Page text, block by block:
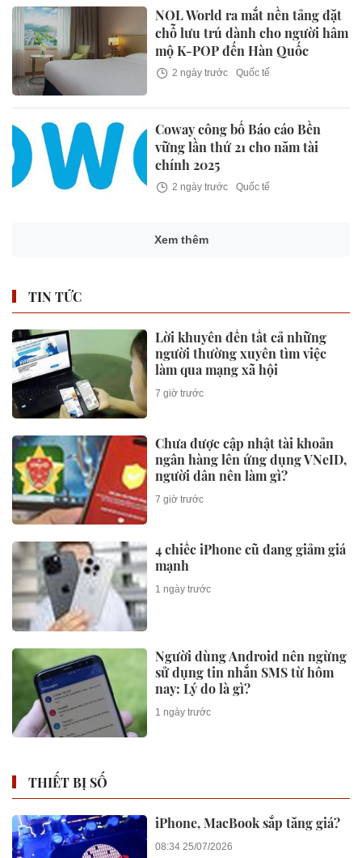
NOL World ra mắt nền tảng đặt
chỗ lưu trú dành cho người hâm
mộ K-POP đến Hàn Quốc
2 ngày trước Quốc tế
Coway công bố Báo cáo Bền
vững lần thứ 21 cho năm tài
chính 2025
2 ngày trước Quốc tế
Xem thêm
TIN TỨC
Lời khuyên đến tất cả những
người thường xuyên tìm việc
làm qua mạng xã hội
7 giờ trước
Chưa được cập nhật tài khoản
ngân hàng lên ứng dụng VNeID,
người dân nên làm gì?
7 giờ trước
4 chiếc iPhone cũ đang giảm giá
mạnh
1 ngày trước
Người dùng Android nên ngừng
sử dụng tin nhắn SMS từ hôm
nay: Lý do là gì?
1 ngày trước
THIẾT BỊ SỐ
iPhone, MacBook sắp tăng giá?
08:34 25/07/2026